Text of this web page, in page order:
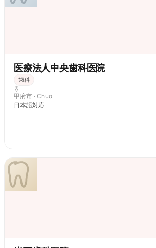
医療法人中央歯科医院
歯科
甲府市 · Chuo
日本語対応